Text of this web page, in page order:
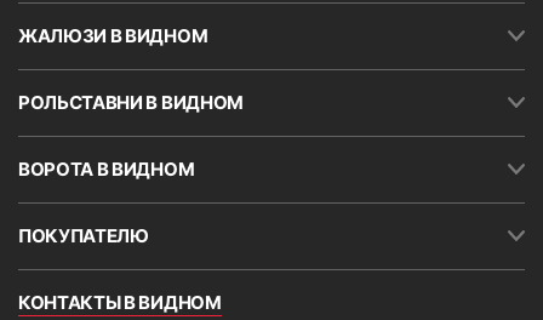
ЖАЛЮЗИ В ВИДНОМ
РОЛЬСТАВНИ В ВИДНОМ
ВОРОТА В ВИДНОМ
ПОКУПАТЕЛЮ
КОНТАКТЫ В ВИДНОМ